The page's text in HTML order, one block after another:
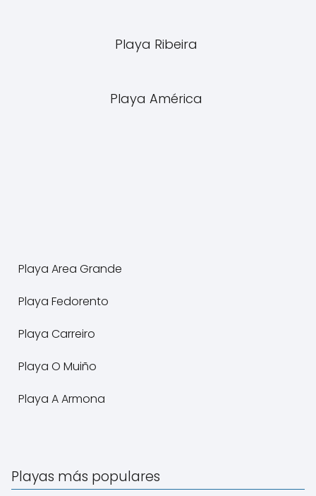
Playa Ribeira
Playa América
Playa Area Grande
Playa Fedorento
Playa Carreiro
Playa O Muiño
Playa A Armona
Playas más populares